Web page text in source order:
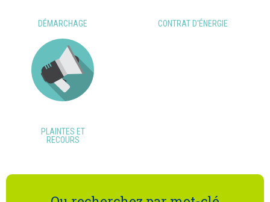
DÉMARCHAGE CONTRAT D'ÉNERGIE
PLAINTES ET
RECOURS